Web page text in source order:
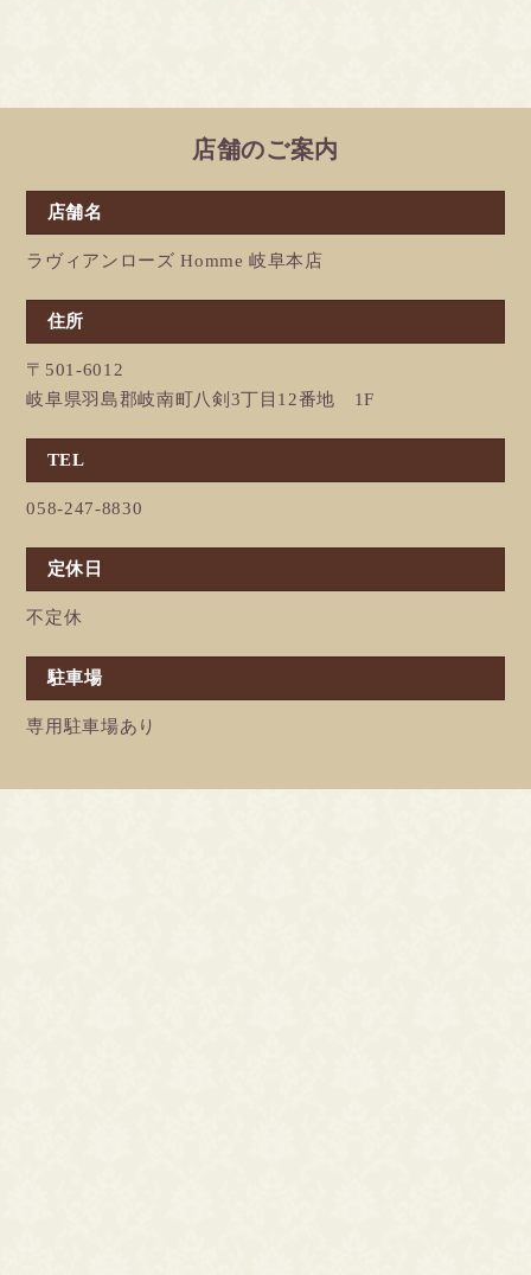
店舗のご案内
店舗名
ラヴィアンローズ Homme 岐阜本店
住所
〒501-6012
岐阜県羽島郡岐南町八剣3丁目12番地 1F
TEL
058-247-8830
定休日
不定休
駐車場
専用駐車場あり